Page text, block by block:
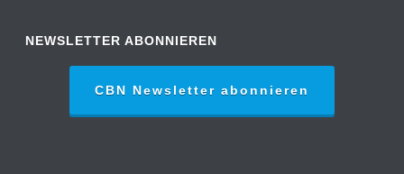
NEWSLETTER ABONNIEREN
CBN Newsletter abonnieren